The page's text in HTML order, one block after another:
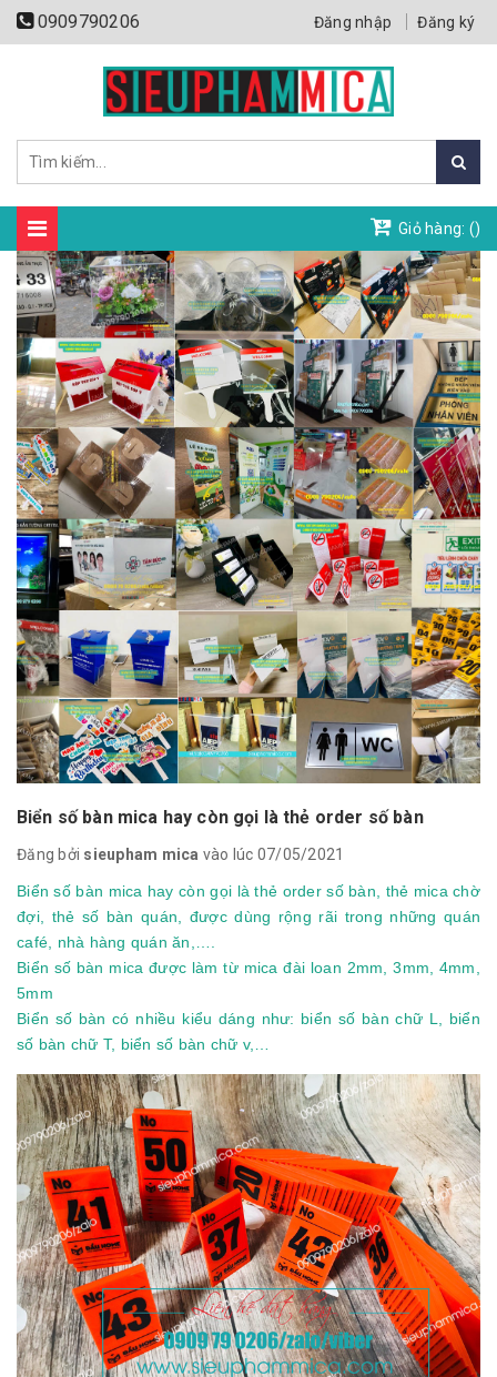
0909790206 Đăng nhập Đăng ký
Giỏ hàng: ()
Biển số bàn mica hay còn gọi là thẻ order số bàn
Đăng bởi sieupham mica vào lúc 07/05/2021
Biển số bàn mica hay còn gọi là thẻ order số bàn, thẻ mica chờ
đợi, thẻ số bàn quán, được dùng rộng rãi trong những quán
café, nhà hàng quán ăn,….
Biển số bàn mica được làm từ mica đài loan 2mm, 3mm, 4mm,
5mm
Biển số bàn có nhiều kiểu dáng như: biển số bàn chữ L, biển
số bàn chữ T, biển số bàn chữ v,…